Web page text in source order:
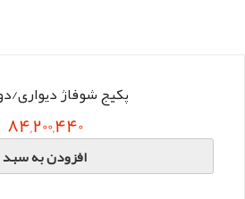
پکیج شوفاژ دیواری/
84,200,440
افزودن به سبد